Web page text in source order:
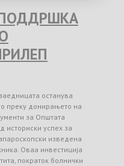
останува
преку донирањето на
за Општата
успех за
изведена
Оваа инвестиција
пократок болнички